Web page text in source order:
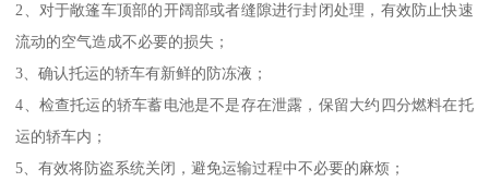
2、对于敞篷车顶部的开阔部或者缝隙进行封闭处理，有效防止快速
流动的空气造成不必要的损失；
3、确认托运的轿车有新鲜的防冻液；
4、检查托运的轿车蓄电池是不是存在泄露，保留大约四分燃料在托
运的轿车内；
5、有效将防盗系统关闭，避免运输过程中不必要的麻烦；